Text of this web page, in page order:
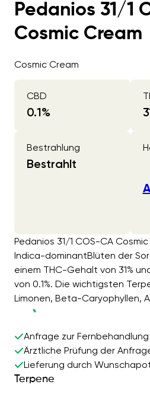
Pedanios 31/1
Cosmic Cream
Cosmic Cream
CBD
0.1%
Bestrahlung
Bestrahlt
Pedanios 31/1 COS-CA
Indica-dominantBlüten der
einem THC-Gehalt von 31%
von 0.1%. Die wichtigsten
Limonen, Beta-Caryophyllen,
Anfrage zur
Ärztliche Prüfung der
Lieferung durch
Terpene